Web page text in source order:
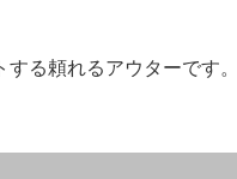
る頼れるアウターです。